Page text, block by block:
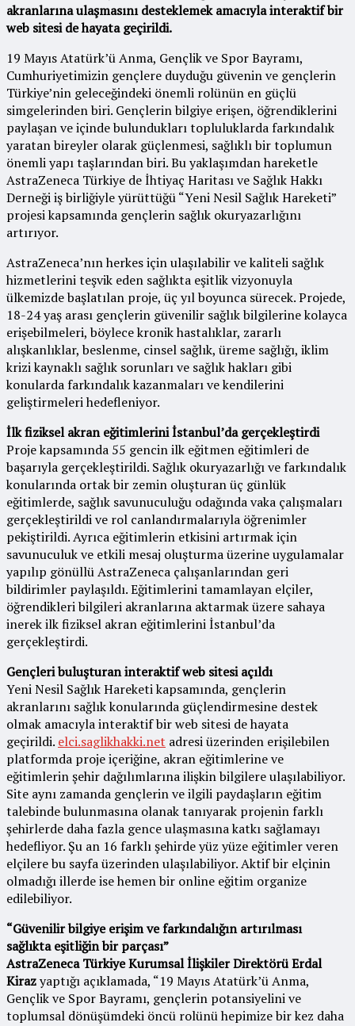
akranlarına ulaşmasını desteklemek amacıyla interaktif bir
web sitesi de hayata geçirildi.
19 Mayıs Atatürk’ü Anma, Gençlik ve Spor Bayramı,
Cumhuriyetimizin gençlere duyduğu güvenin ve gençlerin
Türkiye’nin geleceğindeki önemli rolünün en güçlü
simgelerinden biri. Gençlerin bilgiye erişen, öğrendiklerini
paylaşan ve içinde bulundukları topluluklarda farkındalık
yaratan bireyler olarak güçlenmesi, sağlıklı bir toplumun
önemli yapı taşlarından biri. Bu yaklaşımdan hareketle
AstraZeneca Türkiye de İhtiyaç Haritası ve Sağlık Hakkı
Derneği iş birliğiyle yürüttüğü “Yeni Nesil Sağlık Hareketi”
projesi kapsamında gençlerin sağlık okuryazarlığını
artırıyor.
AstraZeneca’nın herkes için ulaşılabilir ve kaliteli sağlık
hizmetlerini teşvik eden sağlıkta eşitlik vizyonuyla
ülkemizde başlatılan proje, üç yıl boyunca sürecek. Projede,
18-24 yaş arası gençlerin güvenilir sağlık bilgilerine kolayca
erişebilmeleri, böylece kronik hastalıklar, zararlı
alışkanlıklar, beslenme, cinsel sağlık, üreme sağlığı, iklim
krizi kaynaklı sağlık sorunları ve sağlık hakları gibi
konularda farkındalık kazanmaları ve kendilerini
geliştirmeleri hedefleniyor.
İlk fiziksel akran eğitimlerini İstanbul’da gerçekleştirdi
Proje kapsamında 55 gencin ilk eğitmen eğitimleri de
başarıyla gerçekleştirildi. Sağlık okuryazarlığı ve farkındalık
konularında ortak bir zemin oluşturan üç günlük
eğitimlerde, sağlık savunuculuğu odağında vaka çalışmaları
gerçekleştirildi ve rol canlandırmalarıyla öğrenimler
pekiştirildi. Ayrıca eğitimlerin etkisini artırmak için
savunuculuk ve etkili mesaj oluşturma üzerine uygulamalar
yapılıp gönüllü AstraZeneca çalışanlarından geri
bildirimler paylaşıldı. Eğitimlerini tamamlayan elçiler,
öğrendikleri bilgileri akranlarına aktarmak üzere sahaya
inerek ilk fiziksel akran eğitimlerini İstanbul’da
gerçekleştirdi.
Gençleri buluşturan interaktif web sitesi açıldı
Yeni Nesil Sağlık Hareketi kapsamında, gençlerin
akranlarını sağlık konularında güçlendirmesine destek
olmak amacıyla interaktif bir web sitesi de hayata
geçirildi. elci.saglikhakki.net adresi üzerinden erişilebilen
platformda proje içeriğine, akran eğitimlerine ve
eğitimlerin şehir dağılımlarına ilişkin bilgilere ulaşılabiliyor.
Site aynı zamanda gençlerin ve ilgili paydaşların eğitim
talebinde bulunmasına olanak tanıyarak projenin farklı
şehirlerde daha fazla gence ulaşmasına katkı sağlamayı
hedefliyor. Şu an 16 farklı şehirde yüz yüze eğitimler veren
elçilere bu sayfa üzerinden ulaşılabiliyor. Aktif bir elçinin
olmadığı illerde ise hemen bir online eğitim organize
edilebiliyor.
“Güvenilir bilgiye erişim ve farkındalığın artırılması
sağlıkta eşitliğin bir parçası”
AstraZeneca Türkiye Kurumsal İlişkiler Direktörü Erdal
Kirazyaptığı açıklamada, “19 Mayıs Atatürk’ü Anma,
Gençlik ve Spor Bayramı, gençlerin potansiyelini ve
toplumsal dönüşümdeki öncü rolünü hepimize bir kez daha